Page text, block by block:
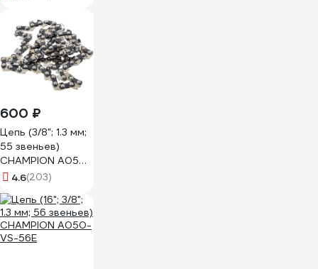
600 ₽
Цепь (3/8"; 1.3 мм;
55 звеньев)
CHAMPION A050-
VS-55E
4.6(203)